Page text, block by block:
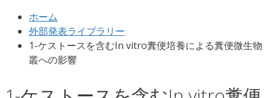
ホーム
外部発表ライブラリー
1-ケストースを含むIn vitro糞便培養による糞便微生物
叢への影響